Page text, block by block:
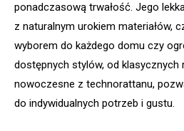
ponadczasową trwałość. Jego
z naturalnym urokiem materiałów,
wyborem do każdego domu czy
dostępnych stylów, od klasycznych
nowoczesne z technorattanu,
do indywidualnych potrzeb i gustu.